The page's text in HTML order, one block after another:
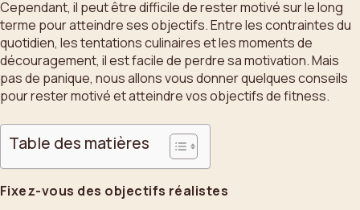
Cependant, il peut être difficile de rester motivé sur le long
terme pour atteindre ses objectifs. Entre les contraintes du
quotidien, les tentations culinaires et les moments de
découragement, il est facile de perdre sa motivation. Mais
pas de panique, nous allons vous donner quelques conseils
pour rester motivé et atteindre vos objectifs de fitness.
Table des matières
Fixez-vous des objectifs réalistes